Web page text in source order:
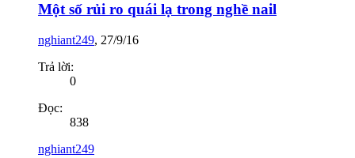
Một số rủi ro quái lạ trong nghề nail
nghiant249, 27/9/16
Trả lời:
0
Đọc:
838
nghiant249